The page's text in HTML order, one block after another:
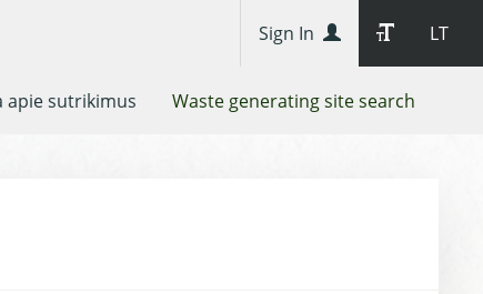
LT
Sign In
apie sutrikimus Waste generating site search